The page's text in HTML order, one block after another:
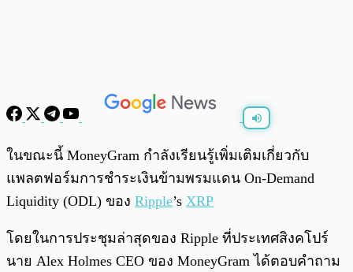
พร้อมเล่น 0:00 /0:00
ในขณะนี้ MoneyGram กำลังเรียนรู้เพิ่มเติมเกี่ยวกับ
แพลตฟอร์มการชำระเงินข้ามพรมแดน On-Demand
Liquidity (ODL) ของ Ripple’s XRP
โดยในการประชุมล่าสุดของ Ripple ที่ประเทศสิงคโปร์
นาย Alex Holmes CEO ของ MoneyGram ได้ตอบคำถาม